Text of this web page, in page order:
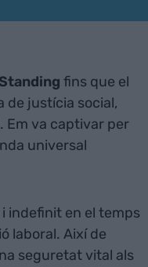
fins que el
de justícia social,
Em va captivar per
universal
indefinit en el temps
laboral. Així de
seguretat vital als